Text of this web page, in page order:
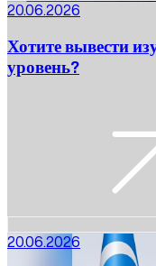
20.06.2026
Хотите вывести
уровень?
20.06.2026